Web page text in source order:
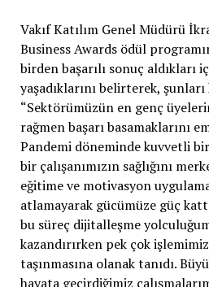
Vakıf Katılım Genel Müdürü
Business Awards ödül
birden başarılı sonuç aldıkları
yaşadıklarını belirterek,
“Sektörümüzün en genç
rağmen başarı basamaklarını
Pandemi döneminde kuvvetli
bir çalışanımızın sağlığını
eğitime ve motivasyon
atlamayarak gücümüze güç
bu süreç dijitalleşme
kazandırırken pek çok
taşınmasına olanak tanıdı.
hayata geçirdiğimiz